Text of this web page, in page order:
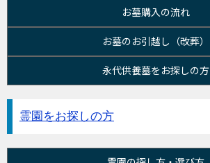
お墓購入の流れ
お墓のお引越し（改葬）
永代供養墓をお探しの方
霊園をお探しの方